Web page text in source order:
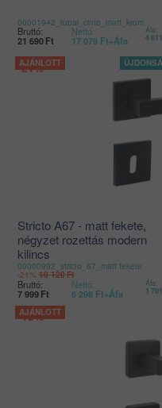
00001942_tupai_cinto_matt_krom
Bruttó:
21 690 Ft
Nettó:
17 079 Ft+Áfa
Áfa:
4 611
-21%
Stricto A67 - matt fekete,
négyzet rozettás modern
kilincs
00000992_stricto_67_matt fekete
-21% 10 120Ft
Bruttó:
7 999 Ft
Nettó:
6 298 Ft+Áfa
Áfa:
1 701
-18%